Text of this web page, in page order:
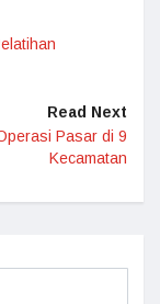
Read Next
Pasar di 9
Kecamatan